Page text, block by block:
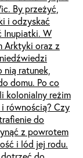
By przeżyć,
i odzyskać
Inupiatki. W
Arktyki oraz z
ratunek,
domu. Po co
kolonialny reżim
równością? Czy
do
z powrotem
i lód jej rodu.